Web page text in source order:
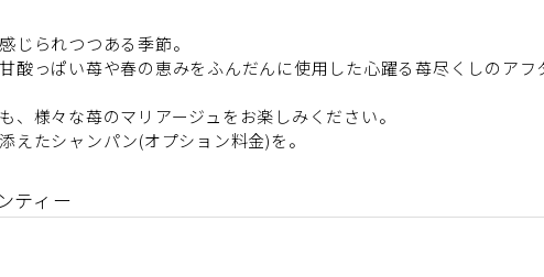
じられつつある季節。
酸っぱい苺や春の恵みをふんだんに使用した心躍る苺尽くしのアフ
、様々な苺のマリアージュをお楽しみください。
えたシャンパン(オプション料金)を。
ティー